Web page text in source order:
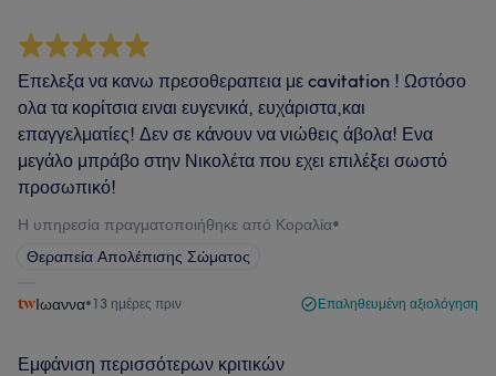
Επελεξα να κανω πρεσοθεραπεια με cavitation ! Ωστόσο
ολα τα κορίτσια ειναι ευγενικά, ευχάριστα,και
επαγγελματίες! Δεν σε κάνουν να νιώθεις άβολα! Ενα
μεγάλο μπράβο στην Νικολέτα που εχει επιλέξει σωστό
προσωπικό!
Η υπηρεσία πραγματοποιήθηκε από Κοραλία•
Θεραπεία Απολέπισης Σώματος
Ιωαννα•13 ημέρες πριν Επαληθευμένη αξιολόγηση
Εμφάνιση περισσότερων κριτικών